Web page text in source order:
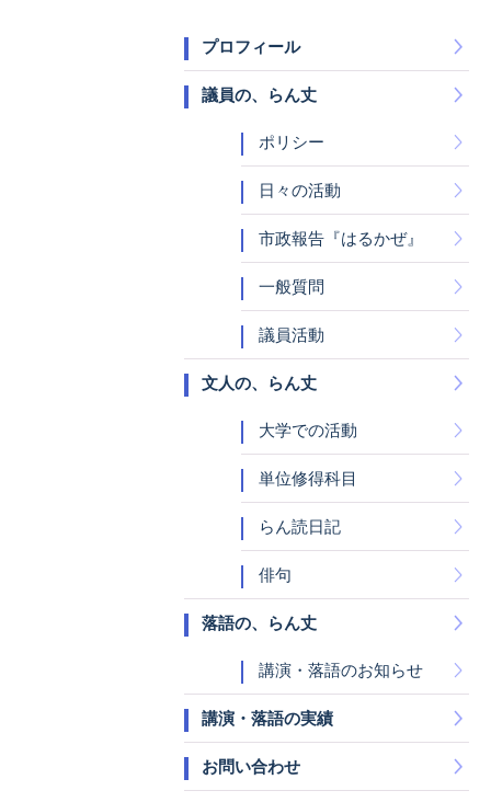
プロフィール
議員の、らん丈
ポリシー
日々の活動
市政報告『はるかぜ』
一般質問
議員活動
文人の、らん丈
大学での活動
単位修得科目
らん読日記
俳句
落語の、らん丈
講演・落語のお知らせ
講演・落語の実績
お問い合わせ